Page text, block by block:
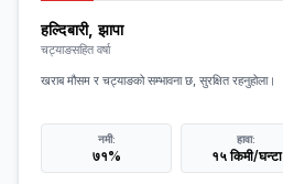
हल्दिबारी, झापा
चट्याङसहित वर्षा
खराब मौसम र चट्याङको सम्भावना छ, सुरक्षित रहनुहोला।
नमी:
७१%
हावा:
१५ किमी/घन्टा